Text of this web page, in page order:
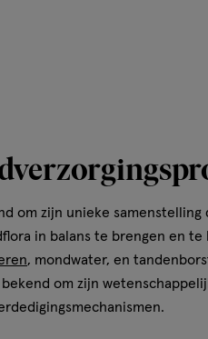
om zijn unieke
in balans te brengen en
, mondwater, en
om zijn